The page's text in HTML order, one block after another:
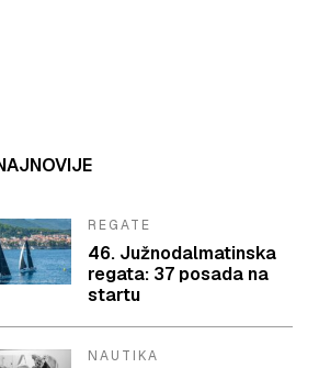
REGATE
46. Južnodalmatinska
regata: 37 posada na
startu
NAUTIKA